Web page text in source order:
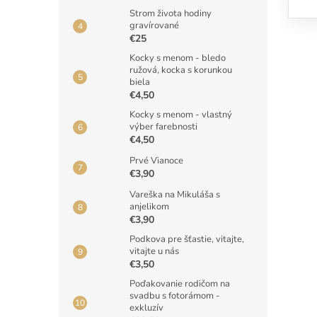
Strom života hodiny
gravírované
€25
Kocky s menom - bledo
ružová, kocka s korunkou
biela
€4,50
Kocky s menom - vlastný
výber farebnosti
€4,50
Prvé Vianoce
€3,90
Vareška na Mikuláša s
anjelikom
€3,90
Podkova pre šťastie, vitajte,
vitajte u nás
€3,50
Poďakovanie rodičom na
svadbu s fotorámom -
exkluzív